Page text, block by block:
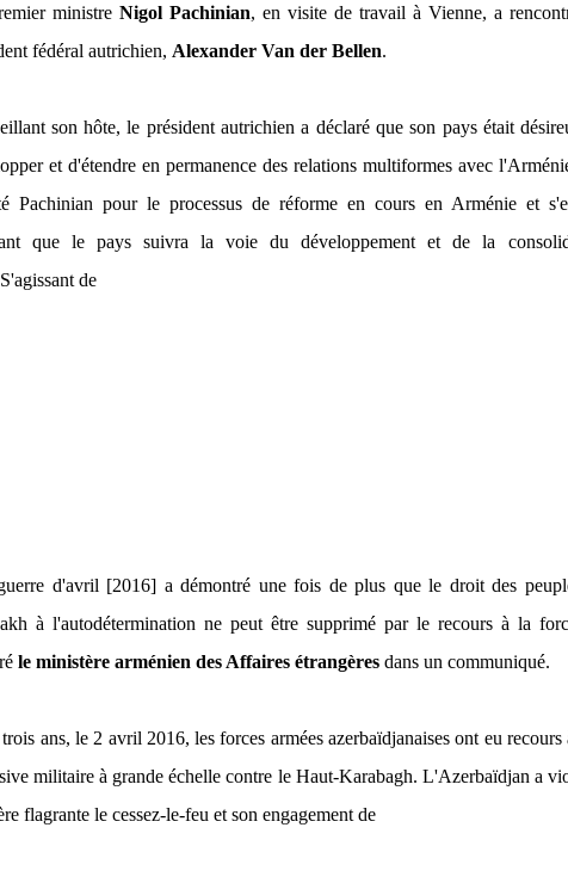
ministre Nigol Pachinian, en visite de travail à Vienne, a
fédéral autrichien, Alexander Van der Bellen.
son hôte, le président autrichien a déclaré que son pays était
et d'étendre en permanence des relations multiformes avec
Pachinian pour le processus de réforme en cours en Arménie et
que le pays suivra la voie du développement et de la
de
d'avril [2016] a démontré une fois de plus que le droit des
à l'autodétermination ne peut être supprimé par le recours à la
le ministère arménien des Affaires étrangèresdans un communiqué.
ans, le 2 avril 2016, les forces armées azerbaïdjanaises ont eu recours
militaire à grande échelle contre le Haut-Karabagh. L'Azerbaïdjan a
flagrante le cessez-le-feu et son engagement de